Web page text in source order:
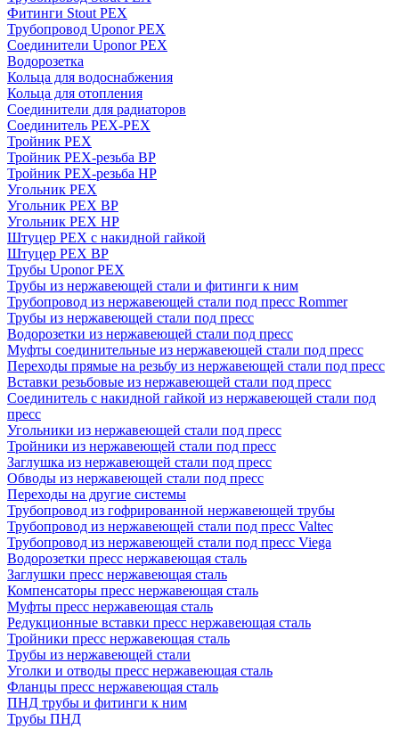
Фитинги Stout PEX
Трубопровод Uponor PEX
Соединители Uponor PEX
Водорозетка
Кольца для водоснабжения
Кольца для отопления
Соединители для радиаторов
Соединитель PEX-PEX
Тройник PEX
Тройник PEX-резьба ВР
Тройник PEX-резьба НР
Угольник PEX
Угольник PEX ВР
Угольник PEX НР
Штуцер PEX c накидной гайкой
Штуцер PEX ВР
Трубы Uponor PEX
Трубы из нержавеющей стали и фитинги к ним
Трубопровод из нержавеющей стали под пресс Rommer
Трубы из нержавеющей стали под пресс
Водорозетки из нержавеющей стали под пресс
Муфты соединительные из нержавеющей стали под пресс
Переходы прямые на резьбу из нержавеющей стали под пресс
Вставки резьбовые из нержавеющей стали под пресс
Соединитель с накидной гайкой из нержавеющей стали под
пресс
Угольники из нержавеющей стали под пресс
Тройники из нержавеющей стали под пресс
Заглушка из нержавеющей стали под пресс
Обводы из нержавеющей стали под пресс
Переходы на другие системы
Трубопровод из гофрированной нержавеющей трубы
Трубопровод из нержавеющей стали под пресс Valtec
Трубопровод из нержавеющей стали под пресс Viega
Водорозетки пресс нержавеющая сталь
Заглушки пресс нержавеющая сталь
Компенсаторы пресс нержавеющая сталь
Муфты пресс нержавеющая сталь
Редукционные вставки пресс нержавеющая сталь
Тройники пресс нержавеющая сталь
Трубы из нержавеющей стали
Уголки и отводы пресс нержавеющая сталь
Фланцы пресс нержавеющая сталь
ПНД трубы и фитинги к ним
Трубы ПНД